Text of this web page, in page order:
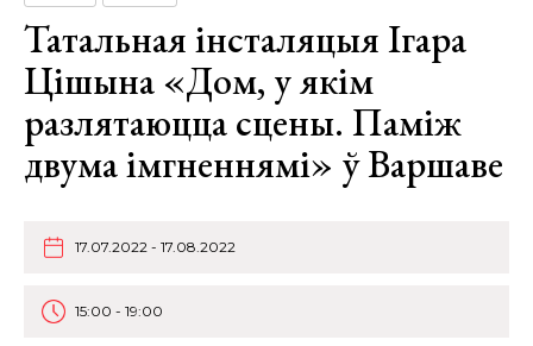
Татальная інсталяцыя Ігара
Цішына «Дом, у якiм
разлятаюцца сцены. Паміж
двума імгненнямі» ў Варшаве
17.07.2022 - 17.08.2022
15:00 - 19:00